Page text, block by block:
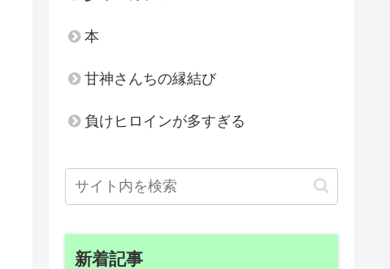
本
甘神さんちの縁結び
負けヒロインが多すぎる
新着記事